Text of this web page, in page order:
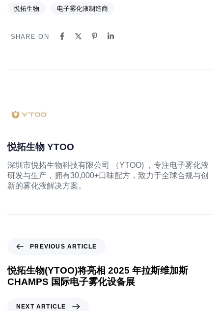
悦拓生物 电子雾化液制造商
SHARE ON
悦拓生物 YTOO
深圳市悦拓生物科技有限公司 （YTOO) ，专注电子雾化液
研发与生产，拥有30,000+口味配方，致力于全球合规与创
新的雾化液解决方案。
PREVIOUS ARTICLE
悦拓生物(YTOO)将亮相 2025 年拉斯维加斯
CHAMPS 国际电子雾化设备展
NEXT ARTICLE